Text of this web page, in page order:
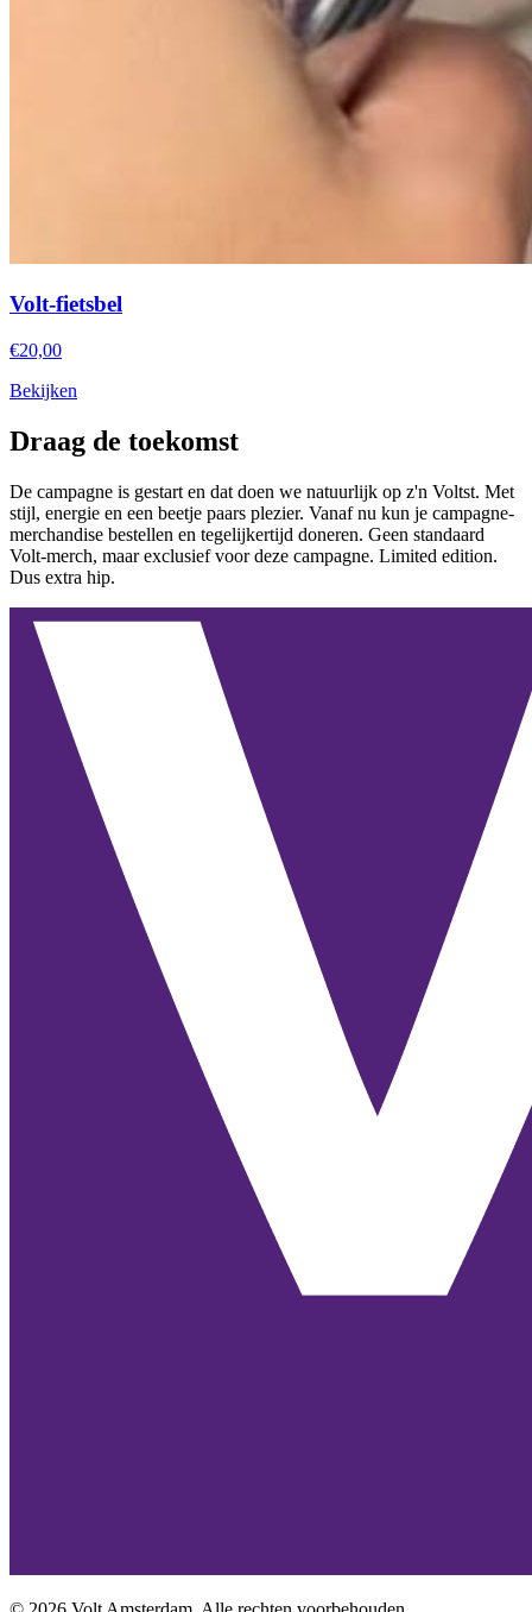
Volt-fietsbel
€20,00
Bekijken
Draag de toekomst
De campagne is gestart en dat doen we natuurlijk op z'n Voltst. Met
stijl, energie en een beetje paars plezier. Vanaf nu kun je campagne-
merchandise bestellen en tegelijkertijd doneren. Geen standaard
Volt-merch, maar exclusief voor deze campagne. Limited edition.
Dus extra hip.